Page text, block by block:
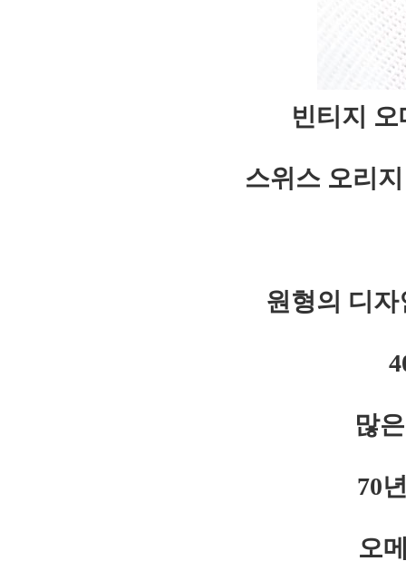
빈티지
스위스 오리
원형의 디
많
70
오